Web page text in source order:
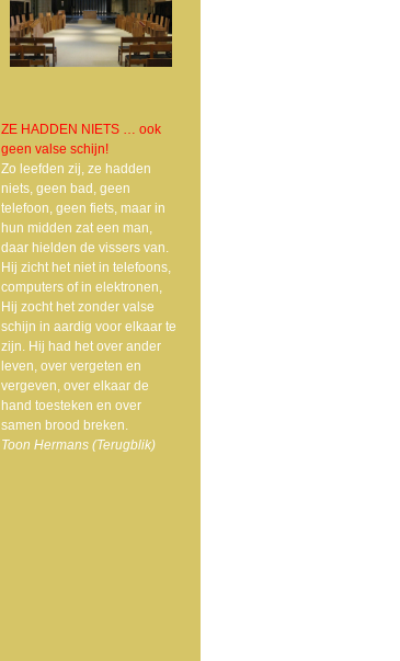
ZE HADDEN NIETS … ook
geen valse schijn!
Zo leefden zij, ze hadden
niets, geen bad, geen
telefoon, geen fiets, maar in
hun midden zat een man,
daar hielden de vissers van.
Hij zicht het niet in telefoons,
computers of in elektronen,
Hij zocht het zonder valse
schijn in aardig voor elkaar te
zijn. Hij had het over ander
leven, over vergeten en
vergeven, over elkaar de
hand toesteken en over
samen brood breken.
Toon Hermans (Terugblik)